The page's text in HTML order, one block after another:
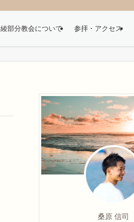
綾部分教会について 参拝・アクセス
桑原 信司